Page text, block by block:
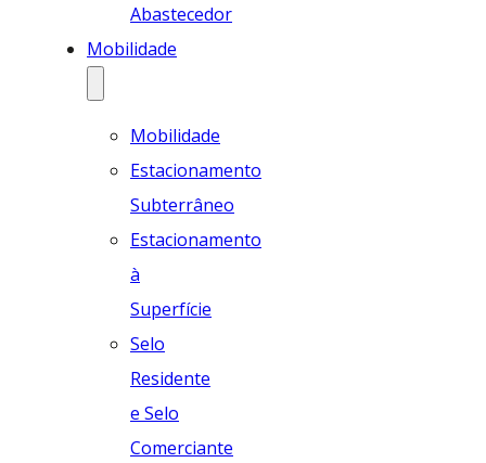
Abastecedor
Mobilidade
Mobilidade
Estacionamento
Subterrâneo
Estacionamento
à
Superfície
Selo
Residente
e Selo
Comerciante